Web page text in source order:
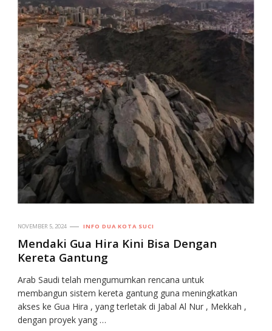
NOVEMBER 5, 2024 INFO DUA KOTA SUCI
Mendaki Gua Hira Kini Bisa Dengan
Kereta Gantung
Arab Saudi telah mengumumkan rencana untuk
membangun sistem kereta gantung guna meningkatkan
akses ke Gua Hira , yang terletak di Jabal Al Nur , Mekkah ,
dengan proyek yang …